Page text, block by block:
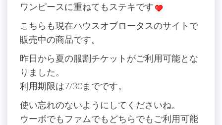
ワンピースに重ねてもステキです
こちらも現在ハウスオブロータスのサイトで
販売中の商品です。
昨日から夏の服割チケットがご利用可能とな
りました。
利用期限は7/30までです。
使い忘れのないようにしてくださいね。
ウーボでもファムでもどちらでもご利用可能